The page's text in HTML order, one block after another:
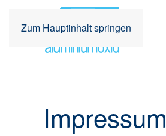
Zum Hauptinhalt springen
Impressum